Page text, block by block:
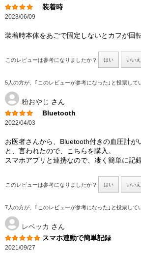
装着時
2023/06/09
装着時本体をあごで固定しないとカフが回
このレビューは参考になりましたか？ はい いいえ
5人の方が、｢このレビューが参考になった｣と投票して
粉おやじ さん
Bluetooth
2022/04/03
お医者さんから、Bluetooth付きの血圧計が
と、言われたので、こちらを購入。
スマホアプリと連携なので、凄く簡単に記
このレビューは参考になりましたか？ はい いいえ
7人の方が、｢このレビューが参考になった｣と投票して
レベッカ さん
スマホ連動で簡単記録
2021/09/27